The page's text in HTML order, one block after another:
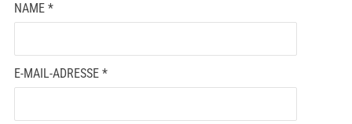
NAME *
E-MAIL-ADRESSE *